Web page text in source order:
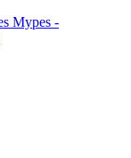
Mypes -